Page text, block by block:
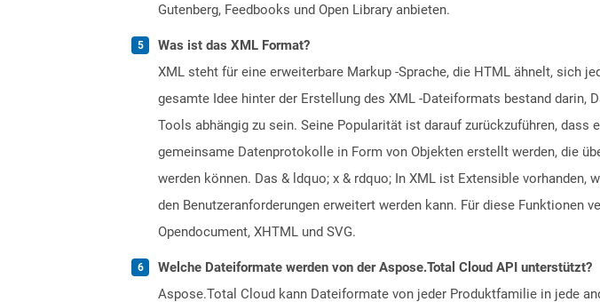
Gutenberg, Feedbooks und Open Library anbieten.
Was ist das XML Format?
XML steht für eine erweiterbare Markup -Sprache, die HTML ähnelt, sich
gesamte Idee hinter der Erstellung des XML -Dateiformats bestand darin,
Tools abhängig zu sein. Seine Popularität ist darauf zurückzuführen,
gemeinsame Datenprotokolle in Form von Objekten erstellt werden, die
werden können. Das & ldquo; x & rdquo; In XML ist Extensible
den Benutzeranforderungen erweitert werden kann. Für diese Funktionen
Opendocument, XHTML und SVG.
Welche Dateiformate werden von der Aspose.Total Cloud API unterstützt?
Aspose.Total Cloud kann Dateiformate von jeder Produktfamilie in jede